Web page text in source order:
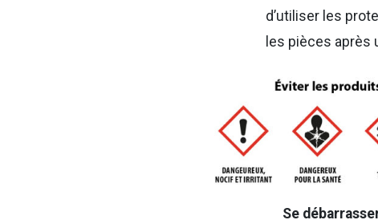
d’utiliser les
les pièces après
Se